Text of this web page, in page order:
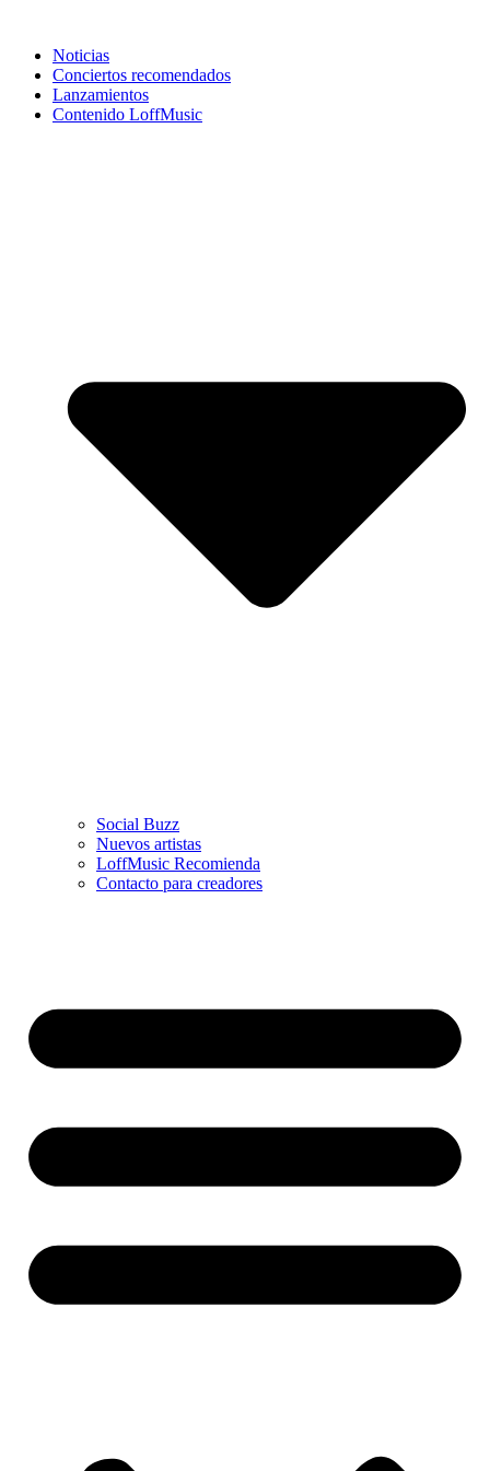
Noticias
Conciertos recomendados
Lanzamientos
Contenido LoffMusic
Social Buzz
Nuevos artistas
LoffMusic Recomienda
Contacto para creadores